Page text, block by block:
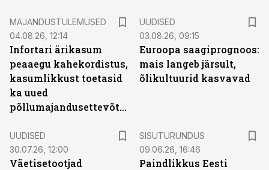
MAJANDUSTULEMUSED
04.08.26, 12:14
Infortari ärikasum
peaaegu kahekordistus,
kasumlikkust toetasid
ka uued
põllumajandusettevõtted
UUDISED
03.08.26, 09:15
Euroopa saagiprognoos:
mais langeb järsult,
õlikultuurid kasvavad
UUDISED
30.07.26, 12:00
Väetisetootjad
SISUTURUNDUS
09.06.26, 16:46
Paindlikkus Eesti